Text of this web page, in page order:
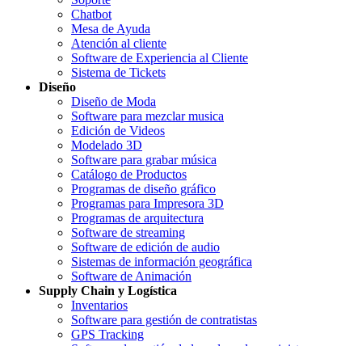
Chatbot
Mesa de Ayuda
Atención al cliente
Software de Experiencia al Cliente
Sistema de Tickets
Diseño
Diseño de Moda
Software para mezclar musica
Edición de Videos
Modelado 3D
Software para grabar música
Catálogo de Productos
Programas de diseño gráfico
Programas para Impresora 3D
Programas de arquitectura
Software de streaming
Software de edición de audio
Sistemas de información geográfica
Software de Animación
Supply Chain y Logística
Inventarios
Software para gestión de contratistas
GPS Tracking